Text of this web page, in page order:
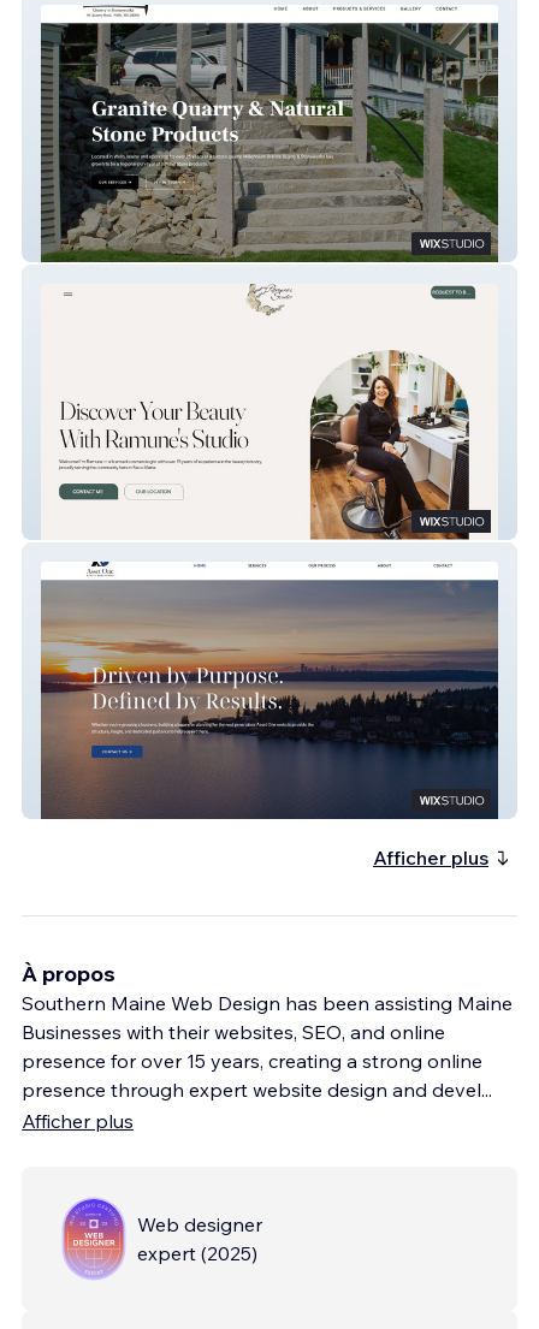
Millenium Granite
Afficher plus
À propos
Southern Maine Web Design has been assisting Maine
Businesses with their websites, SEO, and online
presence for over 15 years, creating a strong online
presence through expert website design and devel...
Afficher plus
Web designer
expert (2025)